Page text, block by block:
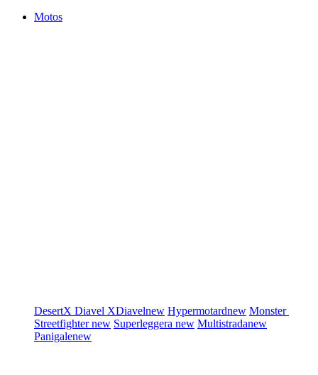
Motos
DesertX Diavel XDiavelnew Hypermotardnew Monster
Streetfighternew Superleggera new Multistradanew
Panigalenew